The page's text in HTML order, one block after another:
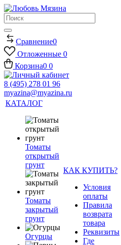
Сравнение0
Отложенные 0
Корзина0 0
8 (495) 278 01 96
myazina@myazina.ru
КАТАЛОГ
Томаты
открытый
грунт
Томаты
закрытый
грунт
Огурцы
КАК КУПИТЬ?
Условия
оплаты
Правила
возврата
товара
Реквизиты
Где